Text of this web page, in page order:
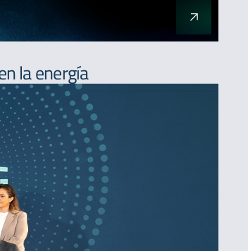
la energía